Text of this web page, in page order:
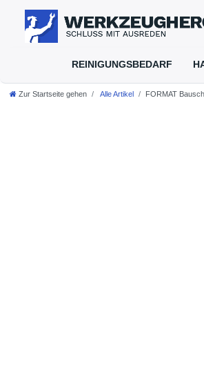
REINIGUNGSBEDARF
Zur Startseite gehen Alle Artikel FORMAT